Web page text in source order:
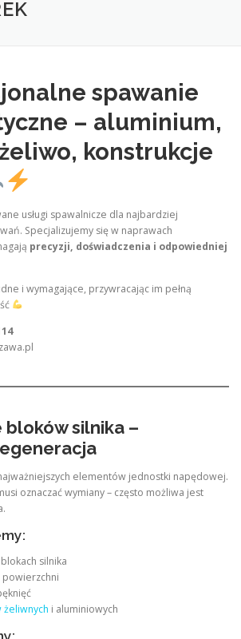
spawanie
– aluminium,
konstrukcje
usługi spawalnicze dla najbardziej
Specjalizujemy się w naprawach
precyzji, doświadczenia i odpowiedniej
i wymagające, przywracając im pełną
bloków silnika –
elementów jednostki napędowej.
oznaczać wymiany – często możliwa jest
silnika
i aluminiowych